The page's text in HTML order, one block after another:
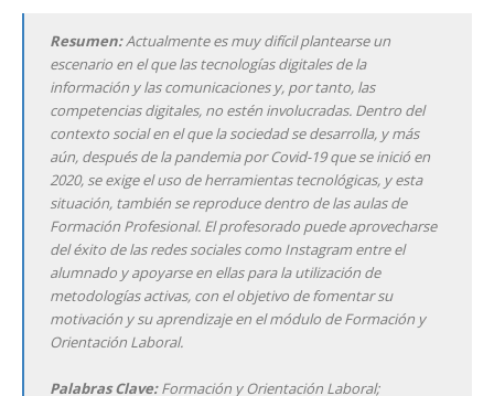
Resumen:Actualmente es muy difícil plantearse un
escenario en el que las tecnologías digitales de la
información y las comunicaciones y, por tanto, las
competencias digitales, no estén involucradas. Dentro del
contexto social en el que la sociedad se desarrolla, y más
aún, después de la pandemia por Covid-19 que se inició en
2020, se exige el uso de herramientas tecnológicas, y esta
situación, también se reproduce dentro de las aulas de
Formación Profesional. El profesorado puede aprovecharse
del éxito de las redes sociales como Instagram entre el
alumnado y apoyarse en ellas para la utilización de
metodologías activas, con el objetivo de fomentar su
motivación y su aprendizaje en el módulo de Formación y
Orientación Laboral.
Palabras Clave:Formación y Orientación Laboral;